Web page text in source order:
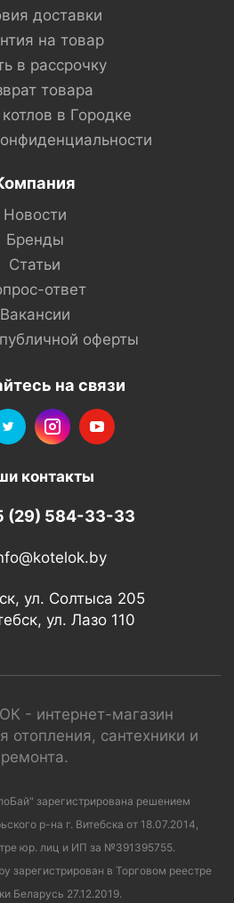
доставки
на товар
в рассрочку
товара
в Городке
Новости
Бренды
Статьи
ответ
Вакансии
оферты
на связи
контакты
(29) 584-33-33
ул. Солтыса 205
ул. Лазо 110
- интернет-магазин
отопления, сантехники и
ремонта.
зарегистрирована решением
р-на г. Витебска от 18.07.2014,
юр. лиц и ИП за №391395755.
зарегистрирован в Торговом реестре
Беларусь 27.12.2019.